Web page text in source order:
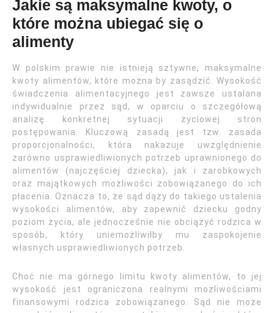
Jakie są maksymalne kwoty, o
które można ubiegać się o
alimenty
W polskim prawie nie istnieją sztywne, maksymalne
kwoty alimentów, które można by zasądzić. Wysokość
świadczenia alimentacyjnego jest zawsze ustalana
indywidualnie przez sąd, w oparciu o szczegółową
analizę konkretnej sytuacji życiowej stron
postępowania. Kluczową zasadą jest tzw. zasada
proporcjonalności, która nakazuje uwzględnienie
zarówno usprawiedliwionych potrzeb uprawnionego do
alimentów (najczęściej dziecka), jak i zarobkowych
oraz majątkowych możliwości zobowiązanego do ich
płacenia. Oznacza to, że sąd dąży do takiego ustalenia
wysokości alimentów, aby zapewnić dziecku godny
poziom życia, ale jednocześnie nie obciążyć rodzica w
sposób, który uniemożliwiłby mu zaspokojenie
własnych usprawiedliwionych potrzeb.
Choć nie ma górnego limitu kwoty alimentów, to jej
wysokość jest ograniczona realnymi możliwościami
finansowymi rodzica zobowiązanego. Sąd nie może